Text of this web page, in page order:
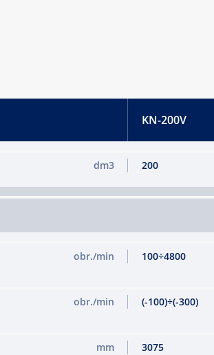
KN-200V
dm3 200
obr./min 100÷4800
obr./min (-100)÷(-300)
mm 3075